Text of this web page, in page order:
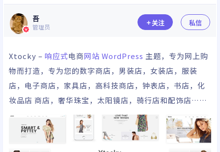
吾
管理员 关注 私信
Xtocky – 响应式电商网站 WordPress 主题，专为网上购
物而打造，专为您的数字商店，男装店，女装店，服装
店，电子商店，家具店，高科技商店，钟表店，书店，化
妆品店 商店，奢华珠宝，太阳镜店，骑行店和配饰店……